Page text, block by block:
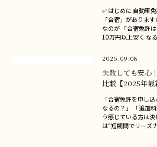
✅ はじめに 自動車
「合宿」がありま
なのが 「合宿免許
10万円以上安く な
2025.09.08
失敗しても安心
比較【2025年最
「合宿免許を申し
なるの？」 「追加
う感じている方は
は“短期間でリーズ